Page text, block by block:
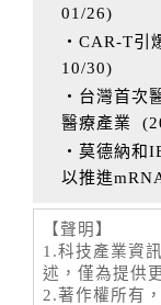
01/26)
‧CAR-T引
10/30)
‧台灣首次
醫療產業
(
‧莫德納和
以推進
【聲明】
1.科技產業資
述，僅為提供
2.著作權所有